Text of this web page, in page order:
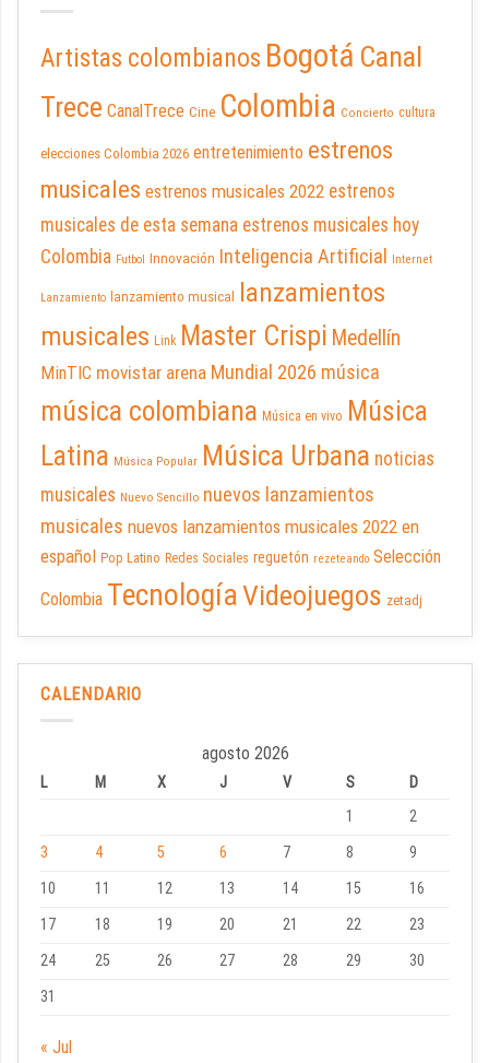
Artistas colombianos Bogotá Canal
Trece CanalTrece Cine Colombia Concierto cultura
elecciones Colombia 2026 entretenimiento estrenos
musicales estrenos musicales 2022 estrenos
musicales de esta semana estrenos musicales hoy
Colombia Futbol Innovación Inteligencia Artificial Internet
Lanzamiento lanzamiento musical lanzamientos
musicales Link Master Crispi Medellín
MinTIC movistar arena Mundial 2026 música
música colombiana Música en vivo Música
Latina Música Popular Música Urbana noticias
musicales Nuevo Sencillo nuevos lanzamientos
musicales nuevos lanzamientos musicales 2022 en
español Pop Latino Redes Sociales reguetón rezeteando Selección
Colombia TecnologíaVideojuegos zetadj
CALENDARIO
agosto 2026
L M X J V S
D
1
2
3
4 5 6 7 8
9
10
11 12 13 14 15
16
17
18 19 20 21 22
23
24
25 26 27 28 29
30
31
« Jul